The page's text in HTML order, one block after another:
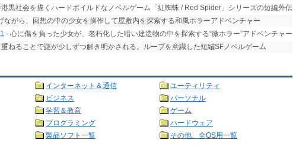
港黒社会を描くハードボイルドなノベルゲーム「紅蜘蛛 / Red Spider」シリーズの短編外伝
ながら、回想の中の少女を操作して屋敷内を探索する和風ホラーアドベンチャー
- 心に傷を負った少女が、老朽化した暗い建造物の中を探索する“微ホラー”アドベンチャー
ねることで謎が少しずつ解き明かされる。ループを意識した短編SFノベルゲーム
インターネット＆通信
ユーティリティ
ビジネス
パーソナル
学習＆教育
ゲーム
プログラミング
ハードウェア
製品ソフト一覧 その他、全OS用一覧